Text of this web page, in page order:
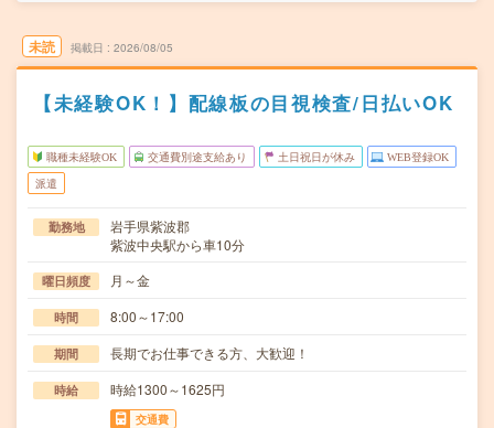
未読 掲載日 2026/08/05
【未経験OK！】配線板の目視検査/日払いOK
職種未経験OK 交通費別途支給あり 土日祝日が休み WEB登録OK
派遣
勤務地
岩手県紫波郡
紫波中央駅から車10分
曜日頻度 月～金
時間 8:00～17:00
期間 長期でお仕事できる方、大歓迎！
時給 時給1300～1625円
交通費